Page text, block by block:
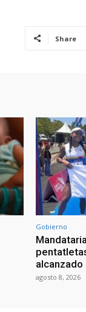
Share
Gobierno
alcanzado
agosto 8, 2026